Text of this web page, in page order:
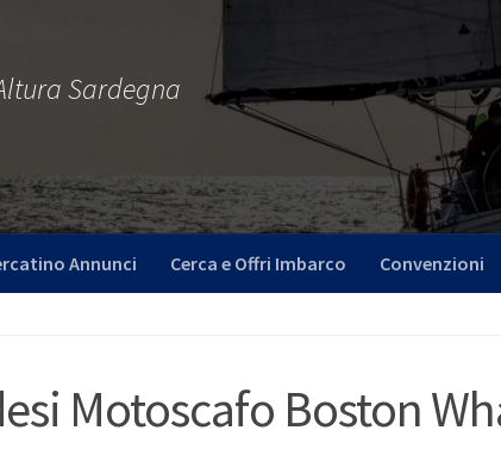
Sardegna
Annunci Cerca e Offri Imbarco Convenzioni
Motoscafo Boston